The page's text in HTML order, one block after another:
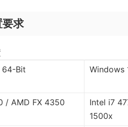
要求
配置 推荐
64-Bit Windows
/ AMD FX 4350
Intel i7
1500x